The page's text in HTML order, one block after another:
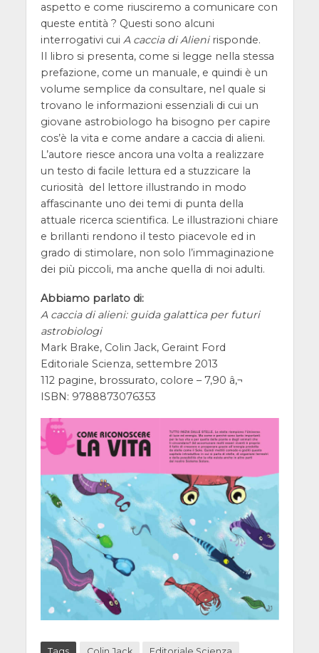
aspetto e come riusciremo a comunicare con
queste entità ? Questi sono alcuni
interrogativi cui A caccia di Alienirisponde.
Il libro si presenta, come si legge nella stessa
prefazione, come un manuale, e quindi è un
volume semplice da consultare, nel quale si
trovano le informazioni essenziali di cui un
giovane astrobiologo ha bisogno per capire
cos’è la vita e come andare a caccia di alieni.
L’autore riesce ancora una volta a realizzare
un testo di facile lettura ed a stuzzicare la
curiosità del lettore illustrando in modo
affascinante uno dei temi di punta della
attuale ricerca scientifica. Le illustrazioni chiare
e brillanti rendono il testo piacevole ed in
grado di stimolare, non solo l’immaginazione
dei più piccoli, ma anche quella di noi adulti.
Abbiamo parlato di:
A caccia di alieni: guida galattica per futuri
astrobiologi
Mark Brake, Colin Jack, Geraint Ford
Editoriale Scienza, settembre 2013
112 pagine, brossurato, colore – 7,90 â‚¬
ISBN: 9788873076353